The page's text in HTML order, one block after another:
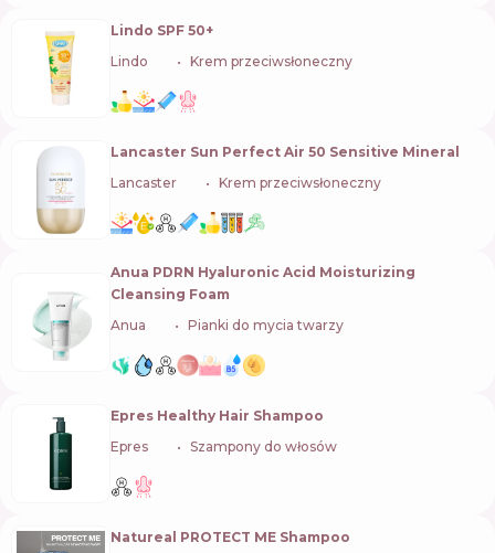
Lindo SPF 50+
Lindo
Krem przeciwsłoneczny
Lancaster Sun Perfect Air 50 Sensitive Mineral
Lancaster
Krem przeciwsłoneczny
Anua PDRN Hyaluronic Acid Moisturizing
Cleansing Foam
Anua
Pianki do mycia twarzy
Epres Healthy Hair Shampoo
Epres
Szampony do włosów
Natureal PROTECT ME Shampoo